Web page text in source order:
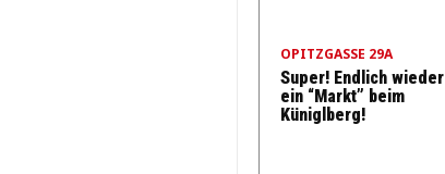
OPITZGASSE 29A
Super! Endlich wieder
ein “Markt” beim
Küniglberg!